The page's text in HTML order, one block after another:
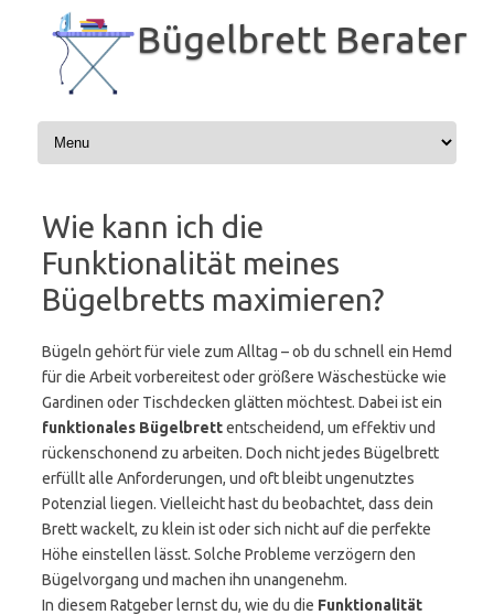
Inhalt
springen
Bügelbrett Berater
Wie kann ich die
Funktionalität meines
Bügelbretts maximieren?
Bügeln gehört für viele zum Alltag – ob du schnell ein Hemd
für die Arbeit vorbereitest oder größere Wäschestücke wie
Gardinen oder Tischdecken glätten möchtest. Dabei ist ein
funktionales Bügelbrettentscheidend, um effektiv und
rückenschonend zu arbeiten. Doch nicht jedes Bügelbrett
erfüllt alle Anforderungen, und oft bleibt ungenutztes
Potenzial liegen. Vielleicht hast du beobachtet, dass dein
Brett wackelt, zu klein ist oder sich nicht auf die perfekte
Höhe einstellen lässt. Solche Probleme verzögern den
Bügelvorgang und machen ihn unangenehm.
In diesem Ratgeber lernst du, wie du die Funktionalität